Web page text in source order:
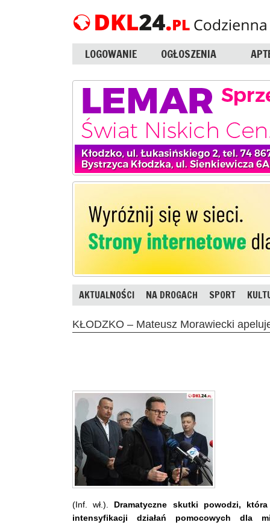
LOGOWANIE OGŁOSZENIA
AKTUALNOŚCI NA DROGACH SPORT
KŁODZKO – Mateusz Morawiecki
(Inf. wł.). Dramatyczne skutki powodzi,
intensyfikacji działań pomocowych dla